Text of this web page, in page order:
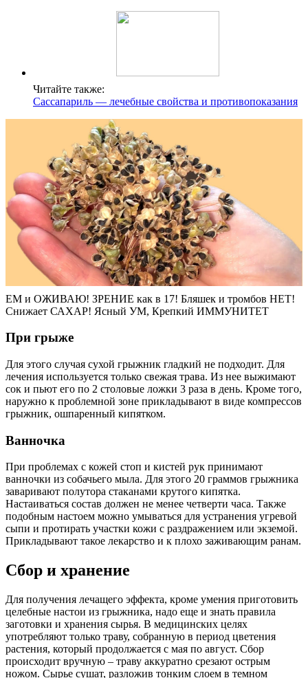
Читайте также:
Сассапариль — лечебные свойства и противопоказания
ЕМ и ОЖИВАЮ! ЗРЕНИЕ как в 17! Бляшек и тромбов НЕТ!
Снижает САХАР! Ясный УМ, Крепкий ИММУНИТЕТ
При грыже
Для этого случая сухой грыжник гладкий не подходит. Для
лечения используется только свежая трава. Из нее выжимают
сок и пьют его по 2 столовые ложки 3 раза в день. Кроме того,
наружно к проблемной зоне прикладывают в виде компрессов
грыжник, ошпаренный кипятком.
Ванночка
При проблемах с кожей стоп и кистей рук принимают
ванночки из собачьего мыла. Для этого 20 граммов грыжника
заваривают полутора стаканами крутого кипятка.
Настаиваться состав должен не менее четверти часа. Также
подобным настоем можно умываться для устранения угревой
сыпи и протирать участки кожи с раздражением или экземой.
Прикладывают такое лекарство и к плохо заживающим ранам.
Сбор и хранение
Для получения лечащего эффекта, кроме умения приготовить
целебные настои из грыжника, надо еще и знать правила
заготовки и хранения сырья. В медицинских целях
употребляют только траву, собранную в период цветения
растения, который продолжается с мая по август. Сбор
происходит вручную – траву аккуратно срезают острым
ножом. Сырье сушат, разложив тонким слоем в темном